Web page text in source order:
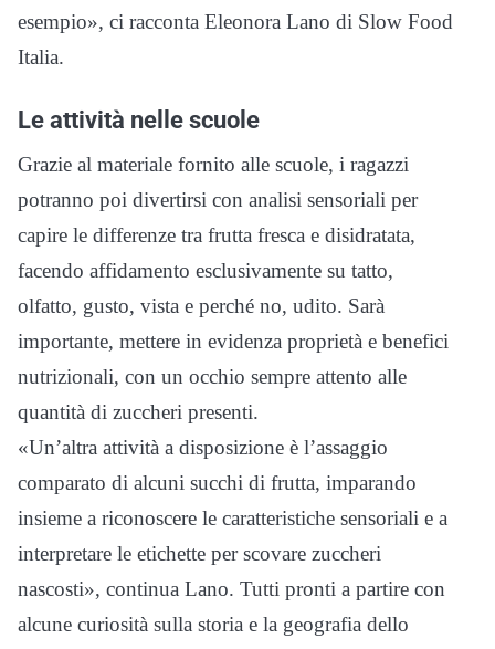
esempio», ci racconta Eleonora Lano di Slow Food
Italia.
Le attività nelle scuole
Grazie al materiale fornito alle scuole, i ragazzi
potranno poi divertirsi con analisi sensoriali per
capire le differenze tra frutta fresca e disidratata,
facendo affidamento esclusivamente su tatto,
olfatto, gusto, vista e perché no, udito. Sarà
importante, mettere in evidenza proprietà e benefici
nutrizionali, con un occhio sempre attento alle
quantità di zuccheri presenti.
«Un’altra attività a disposizione è l’assaggio
comparato di alcuni succhi di frutta, imparando
insieme a riconoscere le caratteristiche sensoriali e a
interpretare le etichette per scovare zuccheri
nascosti», continua Lano. Tutti pronti a partire con
alcune curiosità sulla storia e la geografia dello